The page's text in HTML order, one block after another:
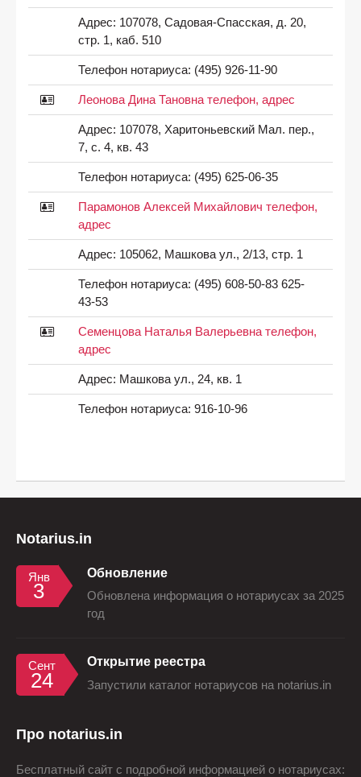
Адрес: 107078, Садовая-Спасская, д. 20,
стр. 1, каб. 510
Телефон нотариуса: (495) 926-11-90
Леонова Дина Тановна телефон, адрес
Адрес: 107078, Харитоньевский Мал. пер.,
7, с. 4, кв. 43
Телефон нотариуса: (495) 625-06-35
Парамонов Алексей Михайлович телефон,
адрес
Адрес: 105062, Машкова ул., 2/13, стр. 1
Телефон нотариуса: (495) 608-50-83 625-
43-53
Семенцова Наталья Валерьевна телефон,
адрес
Адрес: Машкова ул., 24, кв. 1
Телефон нотариуса: 916-10-96
Notarius.in
Янв
3
Обновление
Обновлена информация о нотариусах за 2025
год
Сент
24
Открытие реестра
Запустили каталог нотариусов на notarius.in
Про notarius.in
Бесплатный сайт с подробной информацией о нотариусах: